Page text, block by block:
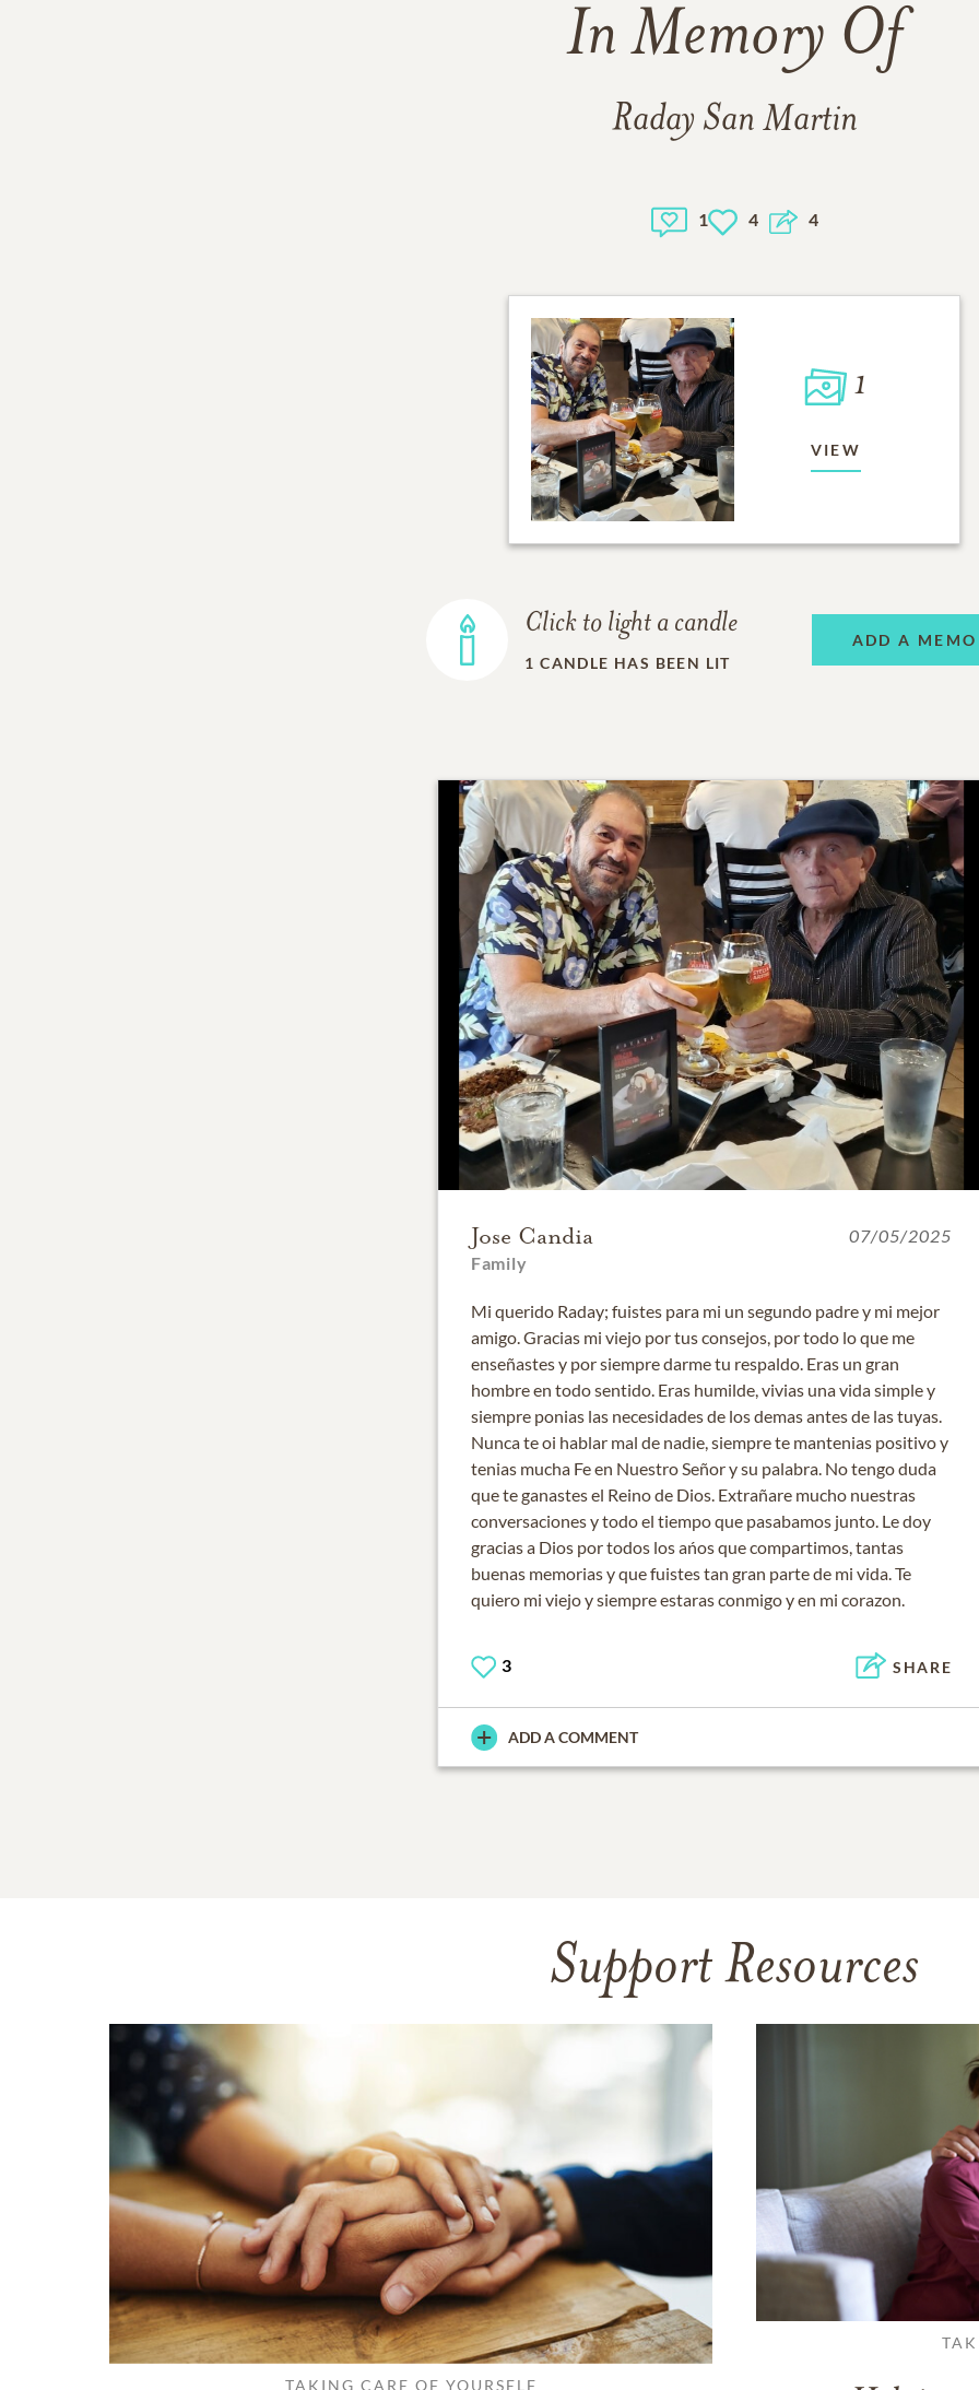
In Memory Of
Raday San Martin
1 4 4
1
VIEW
Click to light a candle
1 CANDLE HAS BEEN LIT
ADD A
Jose Candia
Family
07/05/2025
Mi querido Raday; fuistes para mi un segundo padre y mi mejor
amigo. Gracias mi viejo por tus consejos, por todo lo que me
enseñastes y por siempre darme tu respaldo. Eras un gran
hombre en todo sentido. Eras humilde, vivias una vida simple y
siempre ponias las necesidades de los demas antes de las tuyas.
Nunca te oi hablar mal de nadie, siempre te mantenias positivo y
tenias mucha Fe en Nuestro Señor y su palabra. No tengo duda
que te ganastes el Reino de Dios. Extrañare mucho nuestras
conversaciones y todo el tiempo que pasabamos junto. Le doy
gracias a Dios por todos los ańos que compartimos, tantas
buenas memorias y que fuistes tan gran parte de mi vida. Te
quiero mi viejo y siempre estaras conmigo y en mi corazon.
3 SHARE
ADD A COMMENT
Support Resources
TAKING CARE OF YOURSELF